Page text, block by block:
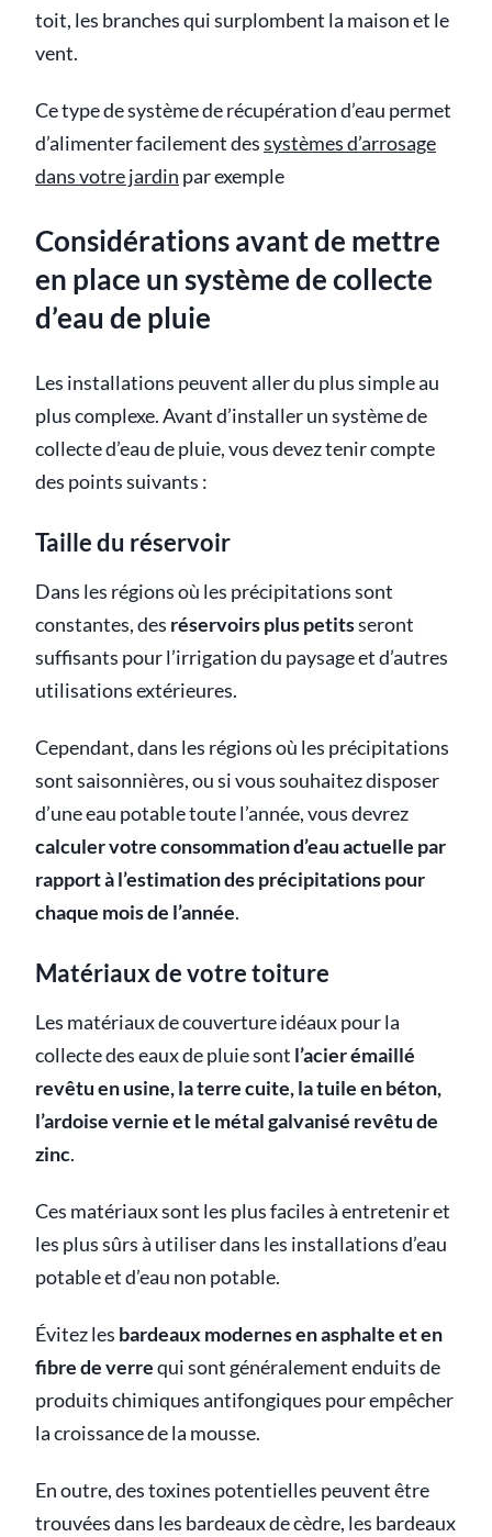
toit, les branches qui surplombent la maison et le
vent.
Ce type de système de récupération d’eau permet
d’alimenter facilement dessystèmes d’arrosage
dans votre jardin par exemple
Considérations avant de mettre
en place un système de collecte
d’eau de pluie
Les installations peuvent aller du plus simple au
plus complexe. Avant d’installer un système de
collecte d’eau de pluie, vous devez tenir compte
des points suivants :
Taille du réservoir
Dans les régions où les précipitations sont
constantes, des réservoirs plus petitsseront
suffisants pour l’irrigation du paysage et d’autres
utilisations extérieures.
Cependant, dans les régions où les précipitations
sont saisonnières, ou si vous souhaitez disposer
d’une eau potable toute l’année, vous devrez
calculer votre consommation d’eau actuelle par
rapport à l’estimation des précipitations pour
chaque mois de l’année.
Matériaux de votre toiture
Les matériaux de couverture idéaux pour la
collecte des eaux de pluie sont l’acier émaillé
revêtu en usine, la terre cuite, la tuile en béton,
l’ardoise vernie et le métal galvanisé revêtu de
zinc.
Ces matériaux sont les plus faciles à entretenir et
les plus sûrs à utiliser dans les installations d’eau
potable et d’eau non potable.
Évitez les bardeaux modernes en asphalte et en
fibre de verrequi sont généralement enduits de
produits chimiques antifongiques pour empêcher
la croissance de la mousse.
En outre, des toxines potentielles peuvent être
trouvées dans les bardeaux de cèdre, les bardeaux